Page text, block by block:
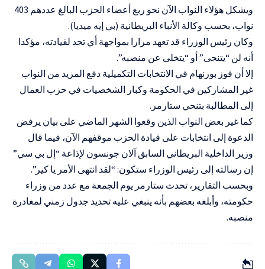
ويشكل هؤلاء النواب الآن نحو ربع أعضاء الحزب البالغ عددهم 403
نواب، بحسب وكالة الأنباء البريطانية (بي إيه ميديا).
وكان رئيس الوزراء قد تعهد مرارا بمواجهة أي تحد لقيادته، مؤكدا
أنه لن “يتنحى” أو “يتخلى عن منصبه”.
إلا أن فوز بورنهام في الانتخابات التكميلية دفع المزيد من النواب
غير المشاركين في الحكومة وكبار الشخصيات في حزب العمال
إلى المطالبة بتنحي ستارمر.
كما غير بعض النواب الذين وقعوا الشهر الماضي على بيان يرفض
الدعوة إلى انتخابات على قيادة الحزب موقفهم الآن، فيما قال
وزير الداخلية البريطاني السابق آلان جونسون لإذاعة “إل بي سي”
إن رسالته إلى رئيس الوزراء ستكون: “لقد انتهى الأمر يا كير”.
وبحسب التقارير، تحدث ستارمر يوم الجمعة مع عدد من وزراء
حكومته، وأبلغه بعضهم بأنه ينبغي عليه تحديد جدول زمني لمغادرة
منصبه.